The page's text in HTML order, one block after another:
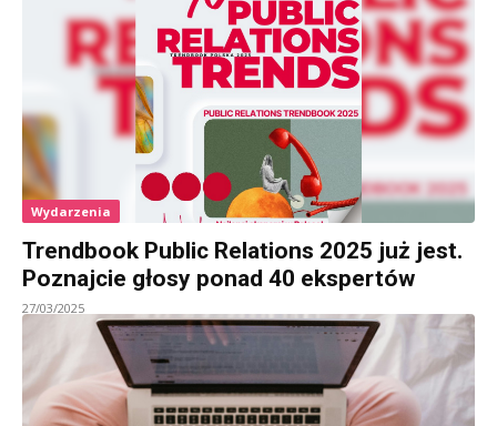
Wydarzenia
Trendbook Public Relations 2025 już jest.
Poznajcie głosy ponad 40 ekspertów
27/03/2025